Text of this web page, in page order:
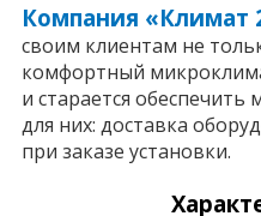
Компания «Климат
своим клиентам не
комфортный
и старается
для них: доставка
при заказе установки.